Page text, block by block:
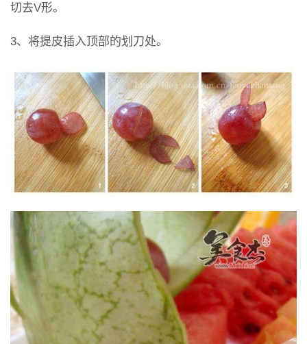
切去V形。
3、将提皮插入顶部的划刀处。